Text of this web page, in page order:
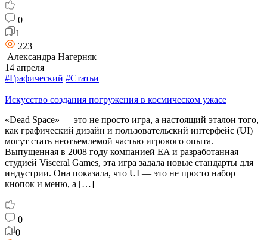
0
1
223
Александра Нагерняк
14 апреля
#Графический #Статьи
Искусство создания погружения в космическом ужасе
«Dead Space» — это не просто игра, а настоящий эталон того,
как графический дизайн и пользовательский интерфейс (UI)
могут стать неотъемлемой частью игрового опыта.
Выпущенная в 2008 году компанией EA и разработанная
студией Visceral Games, эта игра задала новые стандарты для
индустрии. Она показала, что UI — это не просто набор
кнопок и меню, а […]
0
0